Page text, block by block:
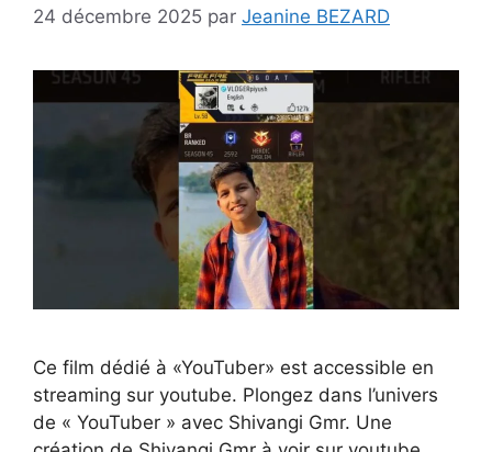
24 décembre 2025 par Jeanine BEZARD
Ce film dédié à «YouTuber» est accessible en
streaming sur youtube. Plongez dans l’univers
de « YouTuber » avec Shivangi Gmr. Une